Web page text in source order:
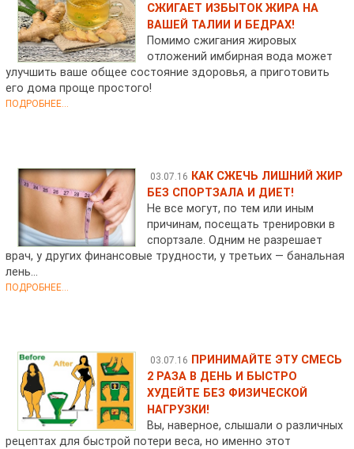
СЖИГАЕТ ИЗБЫТОК ЖИРА НА
ВАШЕЙ ТАЛИИ И БЕДРАХ!
Помимо сжигания жировых
отложений имбирная вода может
улучшить ваше общее состояние здоровья, а приготовить
его дома проще простого!
ПОДРОБНЕЕ...
03.07.16 КАК СЖЕЧЬ ЛИШНИЙ ЖИР
БЕЗ СПОРТЗАЛА И ДИЕТ!
Не все могут, по тем или иным
причинам, посещать тренировки в
спортзале. Одним не разрешает
врач, у других финансовые трудности, у третьих — банальная
лень…
ПОДРОБНЕЕ...
03.07.16 ПРИНИМАЙТЕ ЭТУ СМЕСЬ
2 РАЗА В ДЕНЬ И БЫСТРО
ХУДЕЙТЕ БЕЗ ФИЗИЧЕСКОЙ
НАГРУЗКИ!
Вы, наверное, слышали о различных
рецептах для быстрой потери веса, но именно этот